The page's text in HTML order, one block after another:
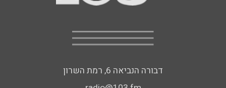
דבורה הנביאה 6, רמת השרון